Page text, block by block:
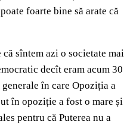
foarte bine să arate că
sîntem azi o societate mai
decît eram acum 30
în care Opoziția a
în opoziție a fost o mare și
pentru că Puterea nu a